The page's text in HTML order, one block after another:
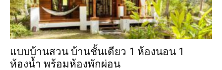
แบบบ้านสวน บ้านชั้นเดียว 1 ห้องนอน 1
ห้องน้ำ พร้อมห้องพักผ่อน